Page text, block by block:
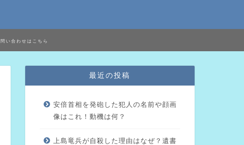
問い合わせはこちら
最近の投稿
安倍首相を発砲した犯人の名前や顔画
像はこれ！動機は何？
上島竜兵が自殺した理由はなぜ？遺書